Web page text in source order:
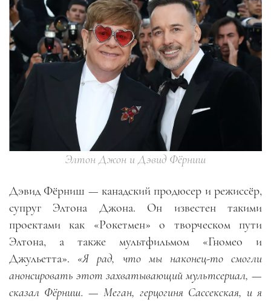
Элтон Джон и Дэвид Фёрниш
Дэвид Фёрниш — канадский продюсер и режиссёр,
супруг Элтона Джона. Он известен такими
проектами как «Рокетмен» о творческом пути
Элтона, а также мультфильмом «Гномео и
Джульетта». «Я рад, что мы наконец-то смогли
анонсировать этот захватывающий мультсериал, —
сказал Фёрниш. — Меган, герцогиня Сассекская, и я